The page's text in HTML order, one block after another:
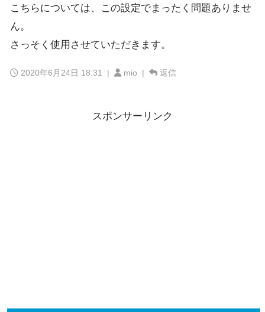
こちらについては、この設定でまったく問題ありませ
ん。
さっそく使用させていただきます。
2020年6月24日 18:31 | mio | 返信
スポンサーリンク